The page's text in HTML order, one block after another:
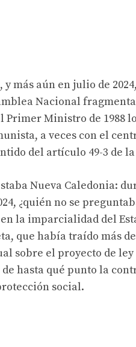
y más aún en julio de
Nacional
Primer Ministro de 1988
a veces con el
del artículo 49-3 de
Nueva Caledonia:
¿quién no se
la imparcialidad del
que había traído más
sobre el proyecto de
hasta qué punto la
social.